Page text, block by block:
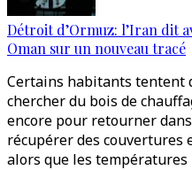
Détroit d’Ormuz: l’Iran dit
Oman sur un nouveau tracé
Certains habitants tentent
chercher du bois de
encore pour retourner
récupérer des couvertures
alors que les